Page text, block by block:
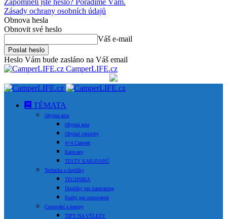
Zapomněli jste heslo? Poradíme Vám.
Zásady ochrany osobních údajů
Obnova hesla
Obnovit své heslo
Váš e-mail
Heslo Vám bude zasláno na Váš email
CamperLIFE.cz
TÉMATA
Obytná auta
Obytná auta
Obytné vestavby
4×4 Camper
Karavany
TESTY KARAVANŮ
Technika a doplňky
TECHNIKA
Doplňky pro karavaning
Knihy pro cestovatele
Cestování a kempy
TIPY NA VÝLETY